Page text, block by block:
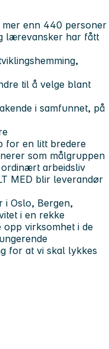
mer enn 440 personer
lærevansker har fått
til å velge blant
i samfunnet, på
for en litt bredere
som målgruppen
arbeidsliv
MED blir leverandør
i Oslo, Bergen,
i en rekke
opp virksomhet i de
for at vi skal lykkes